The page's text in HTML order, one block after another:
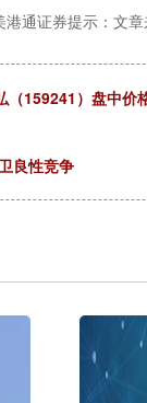
港通证券提示：文
159241）盘中价
良性竞争